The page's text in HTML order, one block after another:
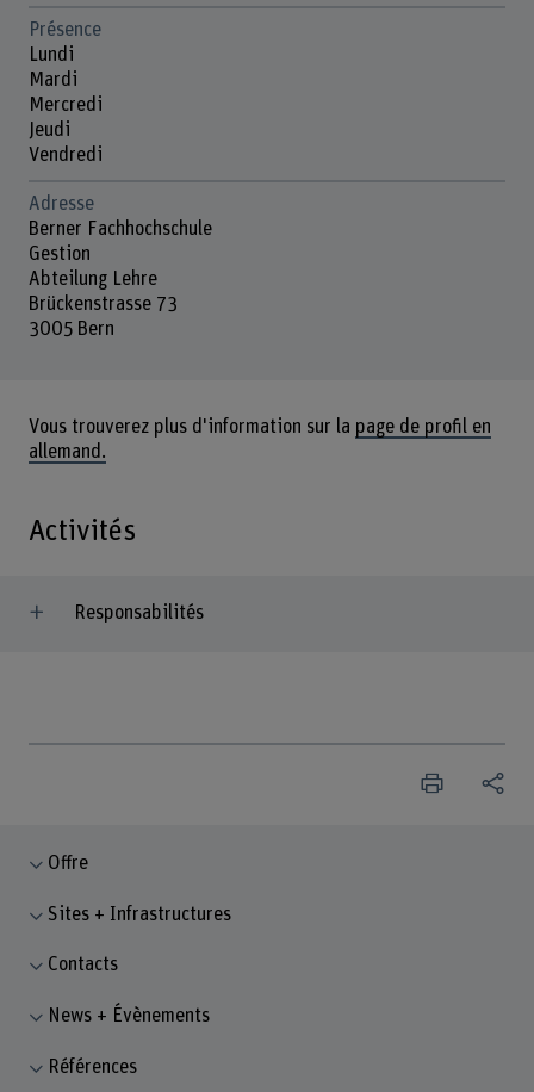
Présence
Lundi
Mardi
Mercredi
Jeudi
Vendredi
Adresse
Berner Fachhochschule
Gestion
Abteilung Lehre
Brückenstrasse 73
3005 Bern
Vous trouverez plus d'information sur la page de profil en
allemand.
Activités
Responsabilités
Offre
Sites + Infrastructures
Contacts
News + Évènements
Références